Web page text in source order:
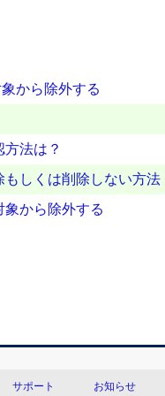
から除外する
法は？
しくは削除しない方法
から除外する
サポート お知らせ